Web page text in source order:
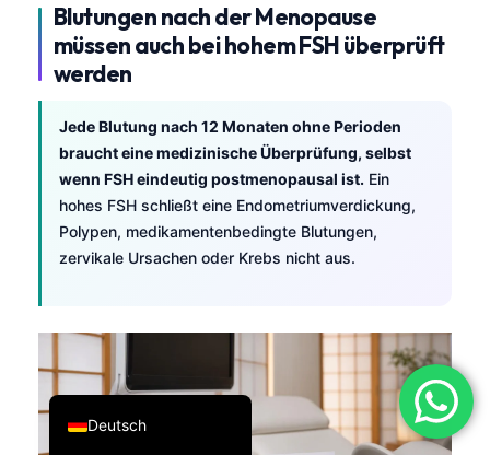
Blutungen nach der Menopause
müssen auch bei hohem FSH überprüft
werden
Jede Blutung nach 12 Monaten ohne Perioden
braucht eine medizinische Überprüfung, selbst
wenn FSH eindeutig postmenopausal ist. Ein
hohes FSH schließt eine Endometriumverdickung,
Polypen, medikamentenbedingte Blutungen,
zervikale Ursachen oder Krebs nicht aus.
Deutsch
English
Italiano
Español
Português
Ελληνικά
Română
简体中文